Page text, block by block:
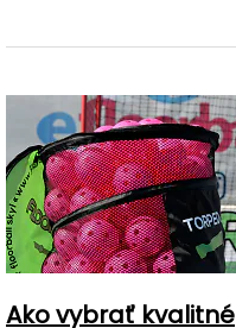
Ako vybrať kvalitné